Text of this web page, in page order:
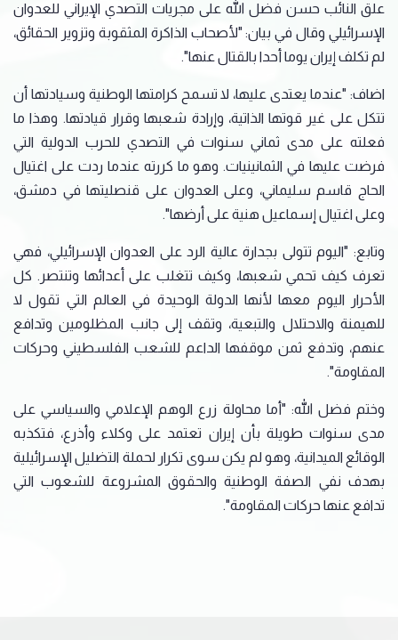
علق النائب حسن فضل الله على مجريات التصدي الإيراني للعدوان
الإسرائيلي وقال في بيان: "لأصحاب الذاكرة المثقوبة وتزوير الحقائق،
لم تكلف إيران يوما أحدا بالقتال عنها".
اضاف: "عندما يعتدى عليها، لا تسمح كرامتها الوطنية وسيادتها أن
تتكل على غير قوتها الذاتية، وإرادة شعبها وقرار قيادتها. وهذا ما
فعلته على مدى ثماني سنوات في التصدي للحرب الدولية التي
فرضت عليها في الثمانينيات. وهو ما كررته عندما ردت على اغتيال
الحاج قاسم سليماني، وعلى العدوان على قنصليتها في دمشق،
وعلى اغتيال إسماعيل هنية على أرضها".
وتابع: "اليوم تتولى بجدارة عالية الرد على العدوان الإسرائيلي، فهي
تعرف كيف تحمي شعبها، وكيف تتغلب على أعدائها وتنتصر. كل
الأحرار اليوم معها لأنها الدولة الوحيدة في العالم التي تقول لا
للهيمنة والاحتلال والتبعية، وتقف إلى جانب المظلومين وتدافع
عنهم، وتدفع ثمن موقفها الداعم للشعب الفلسطيني وحركات
المقاومة".
وختم فضل الله: "أما محاولة زرع الوهم الإعلامي والسياسي على
مدى سنوات طويلة بأن إيران تعتمد على وكلاء وأذرع، فتكذبه
الوقائع الميدانية، وهو لم يكن سوى تكرار لحملة التضليل الإسرائيلية
بهدف نفي الصفة الوطنية والحقوق المشروعة للشعوب التي
تدافع عنها حركات المقاومة".